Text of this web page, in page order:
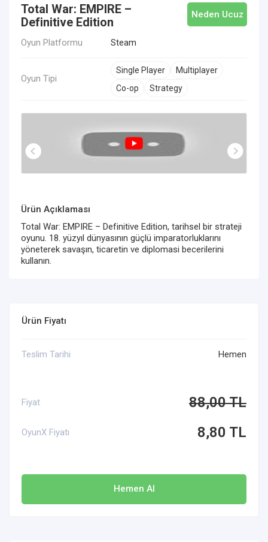
Neden Ucuz
Total War: EMPIRE –
Definitive Edition
Oyun Platformu Steam
Oyun Tipi
Single Player
Multiplayer
Co-op
Strategy
Ürün Açıklaması
Total War: EMPIRE – Definitive Edition, tarihsel bir strateji
oyunu. 18. yüzyıl dünyasının güçlü imparatorluklarını
yöneterek savaşın, ticaretin ve diplomasi becerilerini
kullanın.
Ürün Fiyatı
Teslim Tarihi Hemen
Fiyat 88,00 TL
OyunX Fiyatı 8,80 TL
Hemen Al